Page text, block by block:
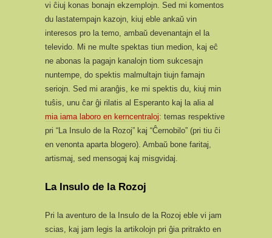
vi ĉiuj konas bonajn ekzemplojn. Sed mi komentos
du lastatempajn kazojn, kiuj eble ankaŭ vin
interesos pro la temo, ambaŭ devenantajn el la
televido. Mi ne multe spektas tiun medion, kaj eĉ
ne abonas la pagajn kanalojn tiom sukcesajn
nuntempe, do spektis malmultajn tiujn famajn
seriojn. Sed mi aranĝis, ke mi spektis du, kiuj min
tuŝis, unu ĉar ĝi rilatis al Esperanto kaj la alia al
mia iama laboro en kerncentraloj: temas respektive
pri “La Insulo de la Rozoj” kaj “Ĉernobilo” (pri tiu ĉi
en venonta aparta blogero). Ambaŭ bone faritaj,
artismaj, sed mensogaj kaj misgvidaj.
La Insulo de la Rozoj
Pri la aventuro de la Insulo de la Rozoj eble vi jam
scias, kaj jam legis la artikolojn pri ĝia pritrakto en